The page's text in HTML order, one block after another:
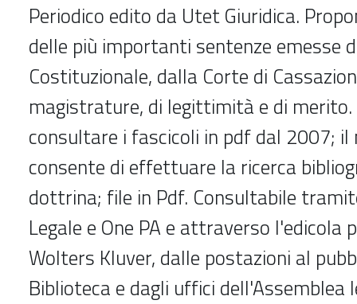
Periodico edito da Utet Giuridica.
delle più importanti sentenze emesse
Costituzionale, dalla Corte di
magistrature, di legittimità e di merito.
consultare i fascicoli in pdf dal 2007;
consente di effettuare la ricerca
dottrina; file in Pdf. Consultabile
Legale e One PA e attraverso l'edicola
Wolters Kluver, dalle postazioni al
Biblioteca e dagli uffici dell'Assemblea